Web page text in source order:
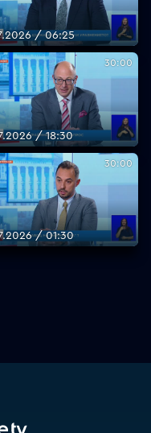
/ 06:25
30:00
/ 18:30
30:00
/ 01:30